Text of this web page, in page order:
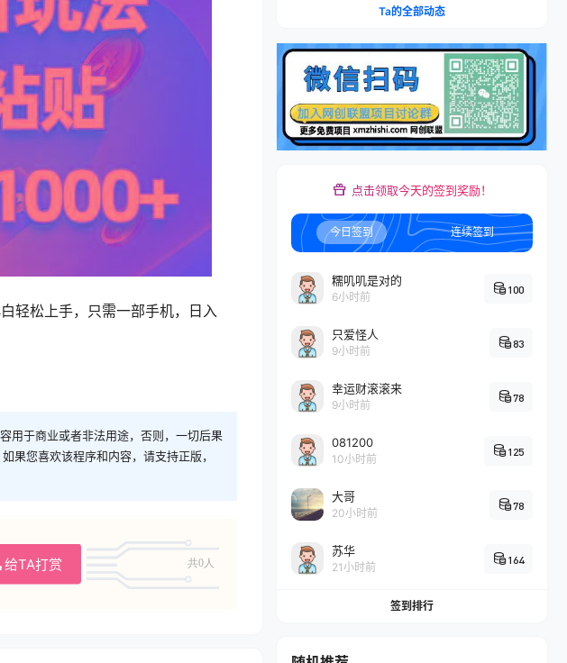
轻松上手，只需一部手机，日入
用于商业或者非法用途，否则，一切后果
果您喜欢该程序和内容，请支持正版，
给TA打赏 共0人
Ta的全部动态
点击领取今天的签到奖励！
今日签到 连续签到
糯叽叽是对的
6小时前
100
只爱怪人
9小时前
83
幸运财滚滚来
9小时前
78
081200
10小时前
125
大哥
20小时前
78
苏华
21小时前
164
签到排行